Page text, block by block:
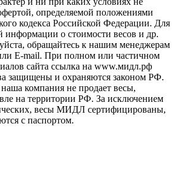
определяемой положениями
кодекса Российской Федерации. Для
информации о стоимости весов и др.
обращайтесь к нашим менеджерам
E-mail. При полном или частичном
сайта ссылка на www.мидл.рф
защищены и охраняются законом РФ.
компания не продает весы,
на территории РФ. За исключением
весы МИДЛ сертифицированы,
с паспортом.